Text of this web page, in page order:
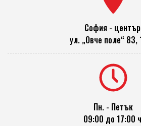
София -
ул. „Овче поле“ 83,
Пн. - Петък
09:00 до 17:00